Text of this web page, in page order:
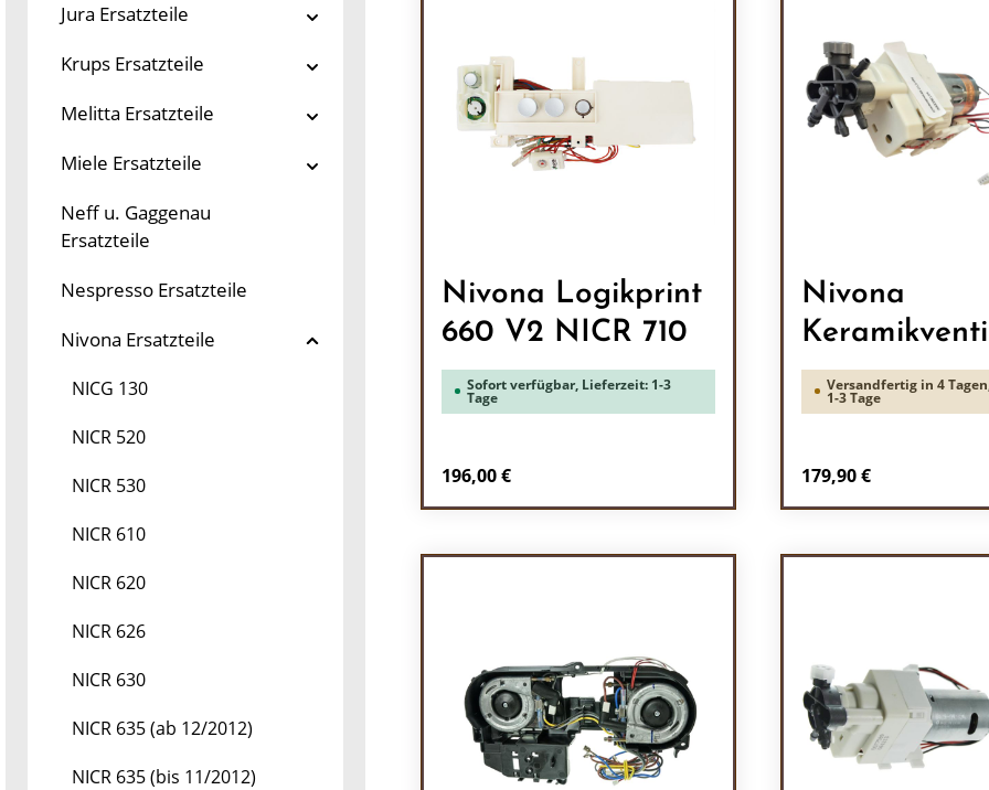
Jura Ersatzteile
Krups Ersatzteile
Melitta Ersatzteile
Miele Ersatzteile
Neff u. Gaggenau
Ersatzteile
Nespresso Ersatzteile
Nivona Ersatzteile
NICG 130
NICR 520
NICR 530
NICR 610
NICR 620
NICR 626
NICR 630
NICR 635 (ab 12/2012)
NICR 635 (bis 11/2012)
Nivona Logikprint
660 V2 NICR 710
Sofort verfügbar, Lieferzeit: 1-3
Tage
Regulärer Preis:
196,00 €
Nivona
Versandfertig in 4
1-3 Tage
Regulärer Preis:
179,90 €